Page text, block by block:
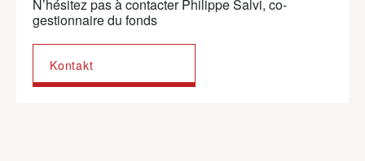
N’hésitez pas à contacter Philippe Salvi, co-
gestionnaire du fonds
Kontakt